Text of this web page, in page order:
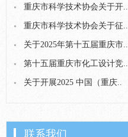
重庆市科学技术协会关于开..
重庆市科学技术协会关于征..
关于2025年第十五届重庆市..
第十五届重庆市化工设计竞..
关于开展2025 中国（重庆..
联系我们